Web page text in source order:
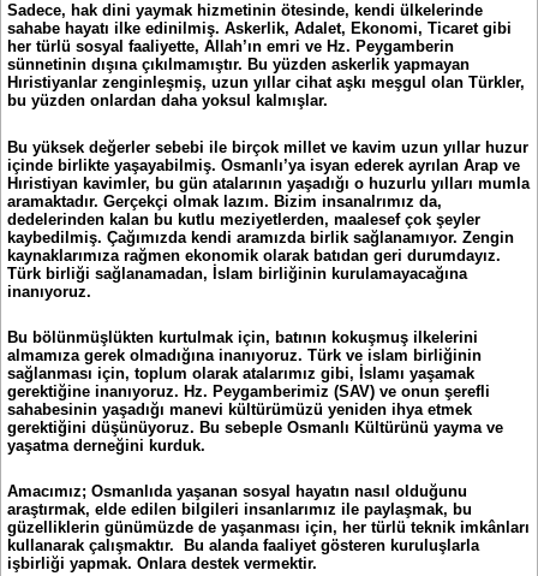
Sadece, hak dini yaymak hizmetinin ötesinde, kendi ülkelerinde
sahabe hayatı ilke edinilmiş. Askerlik, Adalet, Ekonomi, Ticaret gibi
her türlü sosyal faaliyette, Allah’ın emri ve Hz. Peygamberin
sünnetinin dışına çıkılmamıştır. Bu yüzden askerlik yapmayan
Hıristiyanlar zenginleşmiş, uzun yıllar cihat aşkı meşgul olan Türkler,
bu yüzden onlardan daha yoksul kalmışlar.
Bu yüksek değerler sebebi ile birçok millet ve kavim uzun yıllar huzur
içinde birlikte yaşayabilmiş. Osmanlı’ya isyan ederek ayrılan Arap ve
Hıristiyan kavimler, bu gün atalarının yaşadığı o huzurlu yılları mumla
aramaktadır. Gerçekçi olmak lazım. Bizim insanalrımız da,
dedelerinden kalan bu kutlu meziyetlerden, maalesef çok şeyler
kaybedilmiş. Çağımızda kendi aramızda birlik sağlanamıyor. Zengin
kaynaklarımıza rağmen ekonomik olarak batıdan geri durumdayız.
Türk birliği sağlanamadan, İslam birliğinin kurulamayacağına
inanıyoruz.
Bu bölünmüşlükten kurtulmak için, batının kokuşmuş ilkelerini
almamıza gerek olmadığına inanıyoruz. Türk ve islam birliğinin
sağlanması için, toplum olarak atalarımız gibi, İslamı yaşamak
gerektiğine inanıyoruz. Hz. Peygamberimiz (SAV) ve onun şerefli
sahabesinin yaşadığı manevi kültürümüzü yeniden ihya etmek
gerektiğini düşünüyoruz. Bu sebeple Osmanlı Kültürünü yayma ve
yaşatma derneğini kurduk.
Amacımız; Osmanlıda yaşanan sosyal hayatın nasıl olduğunu
araştırmak, elde edilen bilgileri insanlarımız ile paylaşmak, bu
güzelliklerin günümüzde de yaşanması için, her türlü teknik imkânları
kullanarak çalışmaktır. Bu alanda faaliyet gösteren kuruluşlarla
işbirliği yapmak. Onlara destek vermektir.